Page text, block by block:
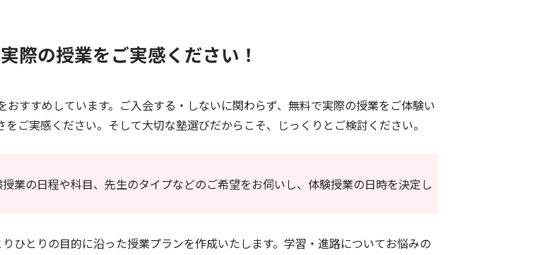
際の授業をご実感ください！
すすめしています。ご入会する・しないに関わらず、無料で実際の授業をご体験い
ご実感ください。そして大切な塾選びだからこそ、じっくりとご検討ください。
業の日程や科目、先生のタイプなどのご希望をお伺いし、体験授業の日時を決定し
ひとりの目的に沿った授業プランを作成いたします。学習・進路についてお悩みの